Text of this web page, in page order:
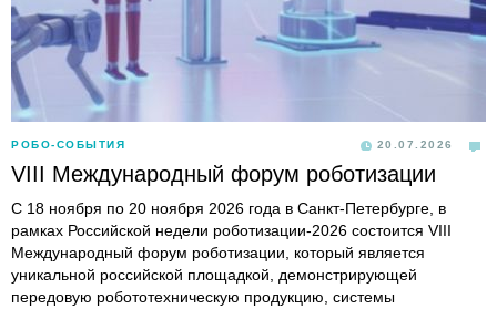
РОБО-СОБЫТИЯ 20.07.2026
VIII Международный форум роботизации
С 18 ноября по 20 ноября 2026 года в Санкт-Петербурге, в
рамках Российской недели роботизации-2026 состоится VIII
Международный форум роботизации, который является
уникальной российской площадкой, демонстрирующей
передовую робототехническую продукцию, системы